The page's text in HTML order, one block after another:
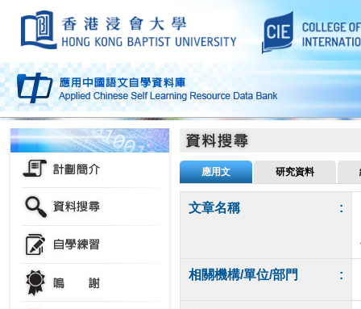
應用文 研究資料
文章名稱 :
相關機構/單位/部門 :